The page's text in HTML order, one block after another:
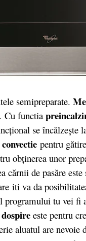
semipreparate.
Cu functia
se încălzeşte
pentru
obţinerea unor
cărnii de pasăre este
iti va da
tu vei fi
este pentru
aluatul are